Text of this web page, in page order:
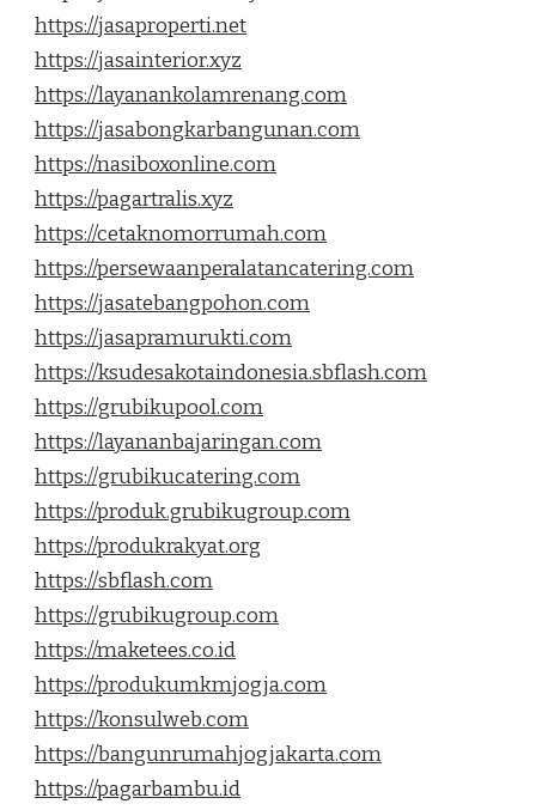
https://jasaproperti.net
https://jasainterior.xyz
https://layanankolamrenang.com
https://jasabongkarbangunan.com
https://nasiboxonline.com
https://pagartralis.xyz
https://cetaknomorrumah.com
https://persewaanperalatancatering.com
https://jasatebangpohon.com
https://jasapramurukti.com
https://ksudesakotaindonesia.sbflash.com
https://grubikupool.com
https://layananbajaringan.com
https://grubikucatering.com
https://produk.grubikugroup.com
https://produkrakyat.org
https://sbflash.com
https://grubikugroup.com
https://maketees.co.id
https://produkumkmjogja.com
https://konsulweb.com
https://bangunrumahjogjakarta.com
https://pagarbambu.id